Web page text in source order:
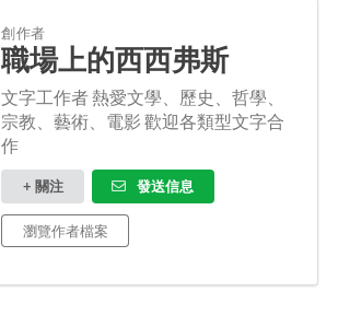
創作者
職場上的西西弗斯
文字工作者 熱愛文學、歷史、哲學、
宗教、藝術、電影 歡迎各類型文字合
作
+ 關注 發送信息
瀏覽作者檔案